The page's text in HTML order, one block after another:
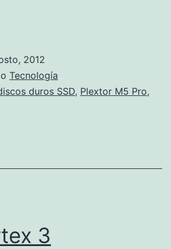
2012
Tecnología
duros SSD, Plextor M5 Pro,
3